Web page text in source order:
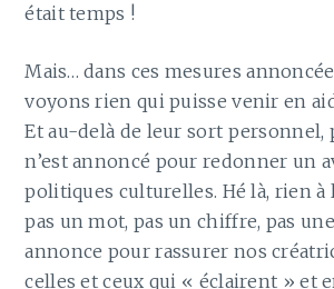
était temps !
Mais… dans ces mesures
voyons rien qui puisse venir en
Et au-delà de leur sort personnel,
n’est annoncé pour redonner un
politiques culturelles. Hé là, rien à
pas un mot, pas un chiffre, pas
annonce pour rassurer nos
celles et ceux qui « éclairent » et